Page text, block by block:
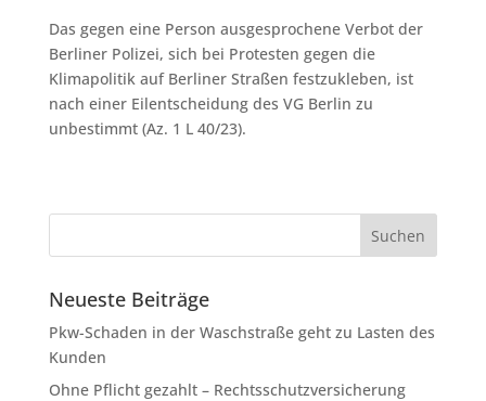
Das gegen eine Person ausgesprochene Verbot der
Berliner Polizei, sich bei Protesten gegen die
Klimapolitik auf Berliner Straßen festzukleben, ist
nach einer Eilentscheidung des VG Berlin zu
unbestimmt (Az. 1 L 40/23).
Neueste Beiträge
Pkw-Schaden in der Waschstraße geht zu Lasten des
Kunden
Ohne Pflicht gezahlt – Rechtsschutzversicherung